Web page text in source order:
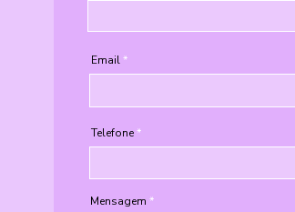
Email
Telefone
Mensagem